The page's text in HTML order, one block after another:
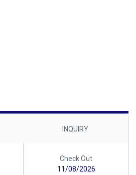
INQUIRY
Check Out
11/08/2026